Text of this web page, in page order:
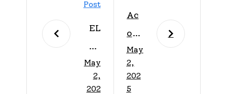
Post
EL
GL
AM
OU
May
2,
202
Ac
ous
tic
Vib
es
May
2,
202
5